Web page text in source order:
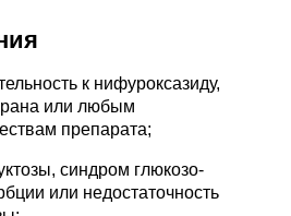
к нифуроксазиду,
или любым
препарата;
синдром глюкозо-
или недостаточность